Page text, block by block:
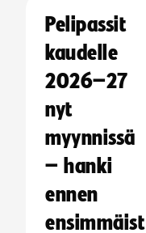
Pelipassit
kaudelle
2026–27
nyt
myynnissä
– hanki
ennen
ensimmäist